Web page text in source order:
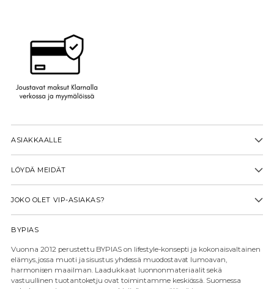
ASIAKKAALLE
LÖYDÄ MEIDÄT
JOKO OLET VIP-ASIAKAS?
BYPIAS
Vuonna 2012 perustettu BYPIAS on lifestyle-konsepti ja kokonaisvaltainen
elämys, jossa muoti ja sisustus yhdessä muodostavat lumoavan,
harmonisen maailman. Laadukkaat luonnonmateriaalit sekä
vastuullinen tuotantoketju ovat toimintamme keskiössä. Suomessa